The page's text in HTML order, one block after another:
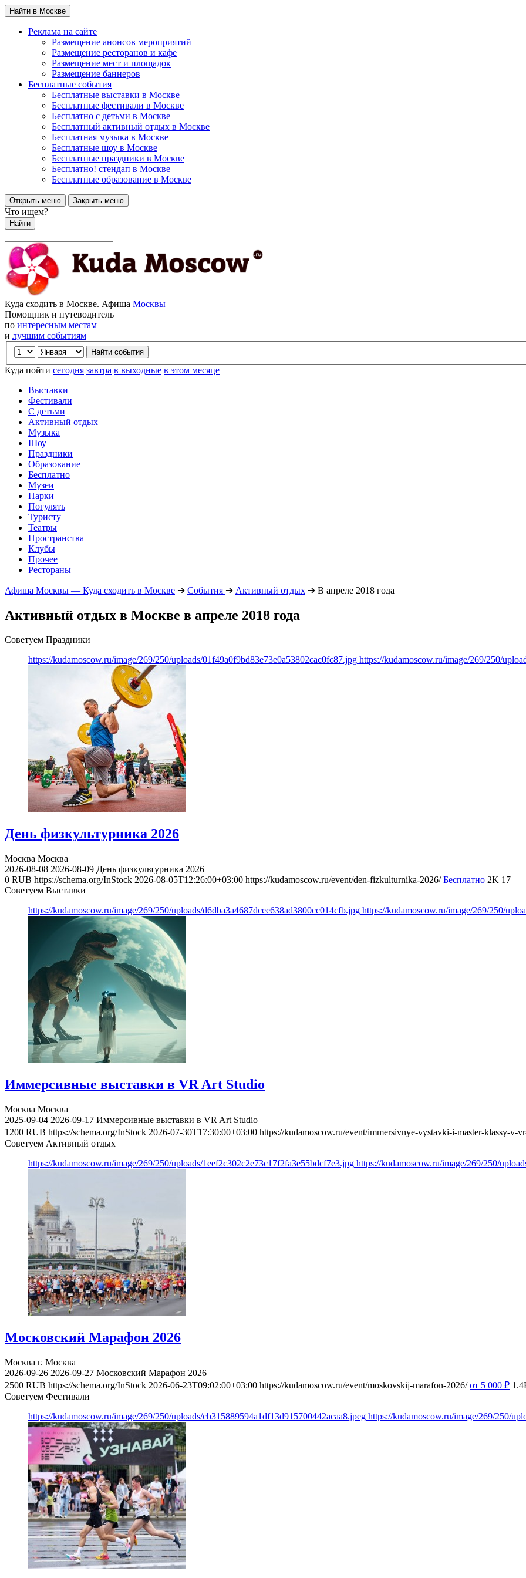
Найти в Москве
Реклама на сайте
Размещение анонсов мероприятий
Размещение ресторанов и кафе
Размещение мест и площадок
Размещение баннеров
Бесплатные события
Бесплатные выставки в Москве
Бесплатные фестивали в Москве
Бесплатно с детьми в Москве
Бесплатный активный отдых в Москве
Бесплатная музыка в Москве
Бесплатные шоу в Москве
Бесплатные праздники в Москве
Бесплатно! стендап в Москве
Бесплатные образование в Москве
Открыть меню Закрыть меню
Что ищем?
Найти
Куда сходить в Москве. Афиша Москвы
Помощник и путеводитель
по интересным местам
и лучшим событиям
Куда пойти сегодня завтра в выходные в этом месяце
Выставки
Фестивали
С детьми
Активный отдых
Музыка
Шоу
Праздники
Образование
Бесплатно
Музеи
Парки
Погулять
Туристу
Театры
Пространства
Клубы
Прочее
Рестораны
Афиша Москвы — Куда сходить в Москве ➔ События ➔ Активный отдых ➔ В апреле 2018 года
Активный отдых в Москве в апреле 2018 года
Советуем Праздники
https://kudamoscow.ru/image/269/250/uploads/01f49a0f9bd83e73e0a53802cac0fc87.jpg https://kudamoscow.ru/image/269/250/
День физкультурника 2026
Москва Москва
2026-08-08 2026-08-09 День физкультурника 2026
0 RUB https://schema.org/InStock 2026-08-05T12:26:00+03:00 https://kudamoscow.ru/event/den-fizkulturnika-2026/ Бесплатно 2K 17
Советуем Выставки
https://kudamoscow.ru/image/269/250/uploads/d6dba3a4687dcee638ad3800cc014cfb.jpg https://kudamoscow.ru/image/269/250/
Иммерсивные выставки в VR Art Studio
Москва Москва
2025-09-04 2026-09-17 Иммерсивные выставки в VR Art Studio
1200 RUB https://schema.org/InStock 2026-07-30T17:30:00+03:00 https://kudamoscow.ru/event/immersivnye-vystavki-i-master-klassy-v-
Советуем Активный отдых
https://kudamoscow.ru/image/269/250/uploads/1eef2c302c2e73c17f2fa3e55bdcf7e3.jpg https://kudamoscow.ru/image/269/250/
Московский Марафон 2026
Москва г. Москва
2026-09-26 2026-09-27 Московский Марафон 2026
2500 RUB https://schema.org/InStock 2026-06-23T09:02:00+03:00 https://kudamoscow.ru/event/moskovskij-marafon-2026/ от 5 000 ₽
Советуем Фестивали
https://kudamoscow.ru/image/269/250/uploads/cb315889594a1df13d915700442acaa8.jpeg https://kudamoscow.ru/image/269/250/